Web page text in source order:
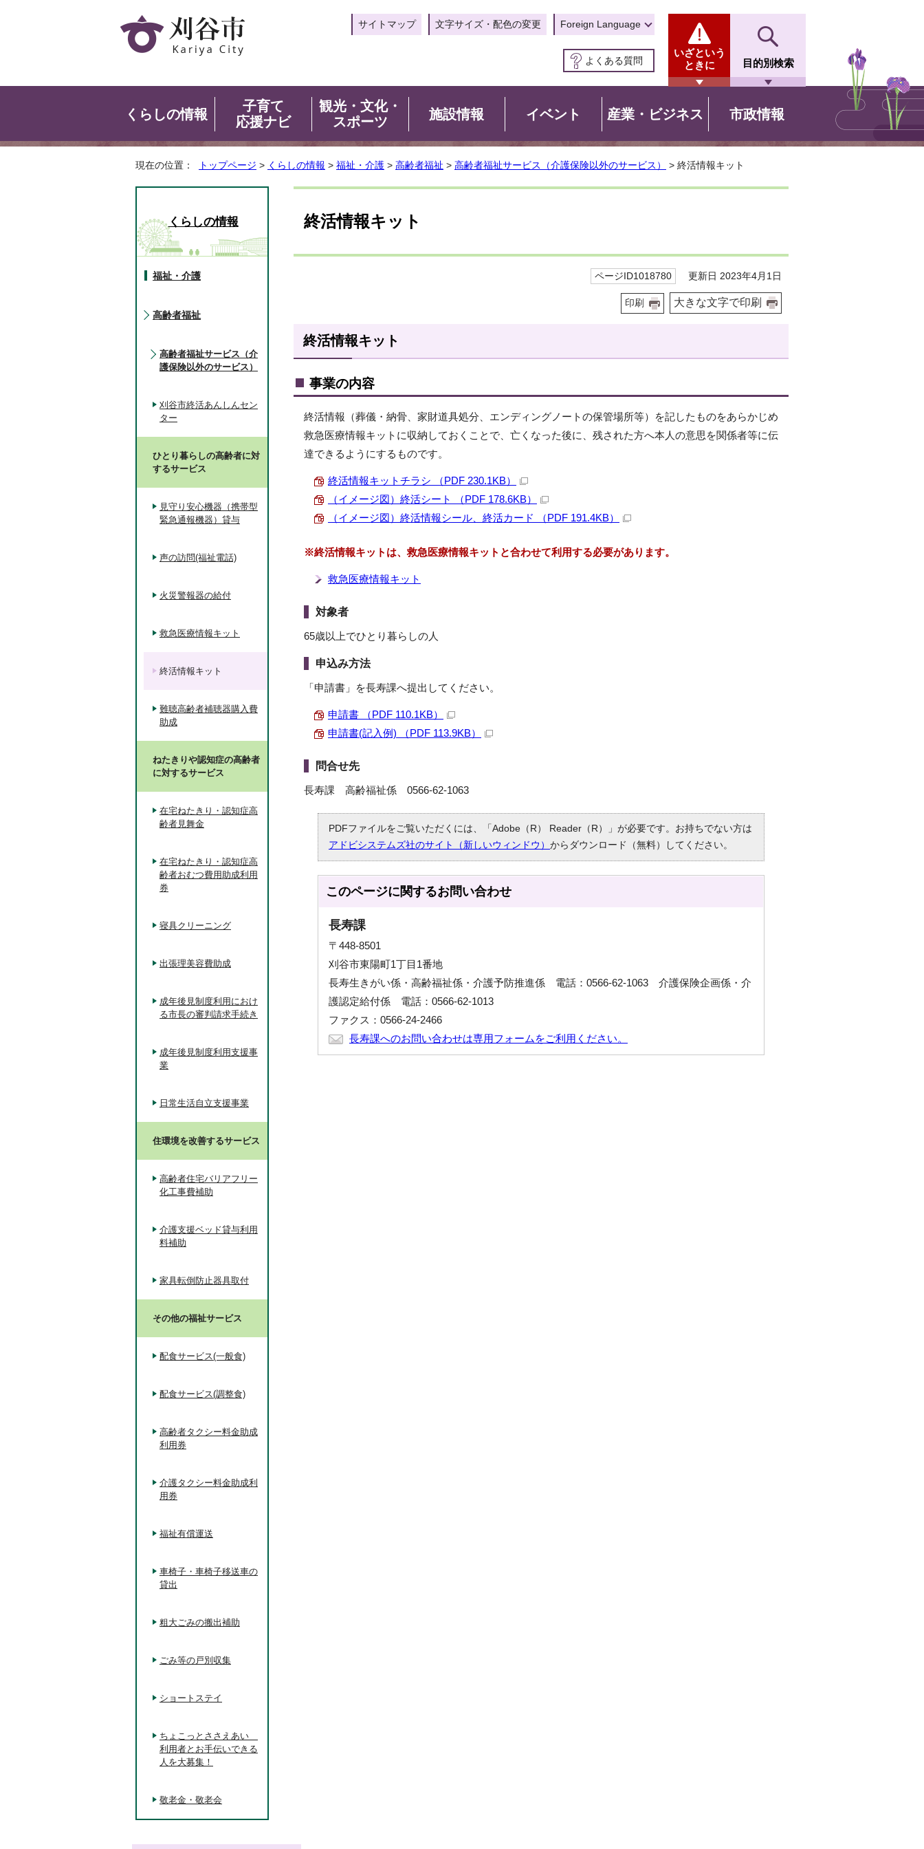
サイトマップ 文字サイズ・配色の変更 Foreign Language
よくある質問
いざという
ときに
目的別検索
くらしの情報
子育て
応援ナビ
観光・文化・
スポーツ
施設情報 イベント 産業・ビジネス 市政情報
現在の位置： トップページ > くらしの情報 > 福祉・介護 > 高齢者福祉 > 高齢者福祉サービス（介護保険以外のサービス） > 終活情報キット
終活情報キット
ページID1018780 更新日 2023年4月1日
印刷 大きな文字で印刷
終活情報キット
事業の内容
終活情報（葬儀・納骨、家財道具処分、エンディングノートの保管場所等）を記したものをあらかじめ
救急医療情報キットに収納しておくことで、亡くなった後に、残された方へ本人の意思を関係者等に伝
達できるようにするものです。
終活情報キットチラシ （PDF 230.1KB）
（イメージ図）終活シート （PDF 178.6KB）
（イメージ図）終活情報シール、終活カード （PDF 191.4KB）
※終活情報キットは、救急医療情報キットと合わせて利用する必要があります。
救急医療情報キット
対象者
65歳以上でひとり暮らしの人
申込み方法
「申請書」を長寿課へ提出してください。
申請書 （PDF 110.1KB）
申請書(記入例) （PDF 113.9KB）
問合せ先
長寿課 高齢福祉係 0566-62-1063
PDFファイルをご覧いただくには、「Adobe（R） Reader（R）」が必要です。お持ちでない方は
アドビシステムズ社のサイト（新しいウィンドウ） からダウンロード（無料）してください。
このページに関するお問い合わせ
長寿課
〒448-8501
刈谷市東陽町1丁目1番地
長寿生きがい係・高齢福祉係・介護予防推進係 電話：0566-62-1063 介護保険企画係・介
護認定給付係 電話：0566-62-1013
ファクス：0566-24-2466
長寿課へのお問い合わせは専用フォームをご利用ください。
くらしの情報
福祉・介護
高齢者福祉
高齢者福祉サービス（介
護保険以外のサービス）
刈谷市終活あんしんセン
ター
ひとり暮らしの高齢者に対
するサービス
見守り安心機器（携帯型
緊急通報機器）貸与
声の訪問(福祉電話)
火災警報器の給付
救急医療情報キット
終活情報キット
難聴高齢者補聴器購入費
助成
ねたきりや認知症の高齢者
に対するサービス
在宅ねたきり・認知症高
齢者見舞金
在宅ねたきり・認知症高
齢者おむつ費用助成利用
券
寝具クリーニング
出張理美容費助成
成年後見制度利用におけ
る市長の審判請求手続き
成年後見制度利用支援事
業
日常生活自立支援事業
住環境を改善するサービス
高齢者住宅バリアフリー
化工事費補助
介護支援ベッド貸与利用
料補助
家具転倒防止器具取付
その他の福祉サービス
配食サービス(一般食)
配食サービス(調整食)
高齢者タクシー料金助成
利用券
介護タクシー料金助成利
用券
福祉有償運送
車椅子・車椅子移送車の
貸出
粗大ごみの搬出補助
ごみ等の戸別収集
ショートステイ
ちょこっとささえあい
利用者とお手伝いできる
人を大募集！
敬老金・敬老会